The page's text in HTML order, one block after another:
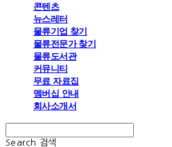
콘텐츠
뉴스레터
물류기업 찾기
물류전문가 찾기
물류도서관
커뮤니티
무료 자료집
멤버십 안내
회사소개서
Search
검색